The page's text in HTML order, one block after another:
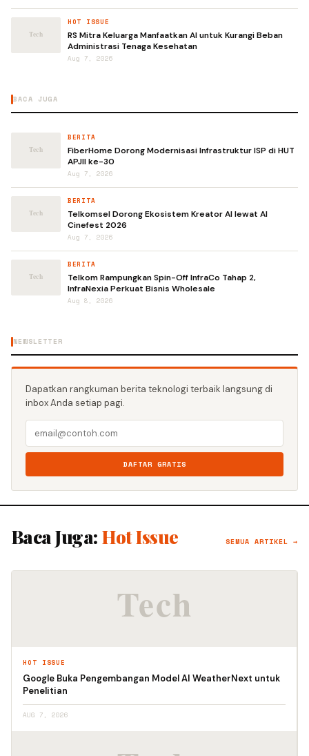
HOT ISSUE
RS Mitra Keluarga Manfaatkan AI untuk Kurangi Beban
Administrasi Tenaga Kesehatan
Aug 7, 2026
BACA JUGA
BERITA
FiberHome Dorong Modernisasi Infrastruktur ISP di HUT
APJII ke-30
Aug 7, 2026
BERITA
Telkomsel Dorong Ekosistem Kreator AI lewat AI
Cinefest 2026
Aug 7, 2026
BERITA
Telkom Rampungkan Spin-Off InfraCo Tahap 2,
InfraNexia Perkuat Bisnis Wholesale
Aug 8, 2026
NEWSLETTER
Dapatkan rangkuman berita teknologi terbaik langsung di
inbox Anda setiap pagi.
DAFTAR GRATIS
Baca Juga: Hot Issue SEMUA ARTIKEL →
HOT ISSUE
Google Buka Pengembangan Model AI WeatherNext untuk
Penelitian
AUG 7, 2026